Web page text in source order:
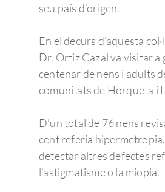
seu país d’origen.
En el decurs d’aquesta
Dr. Ortiz Cazal va visitar a
centenar de nens i adults
comunitats de Horqueta i
D’un total de 76 nens
cent referia hipermetropia.
detectar altres defectes
l’astigmatisme o la miopia.